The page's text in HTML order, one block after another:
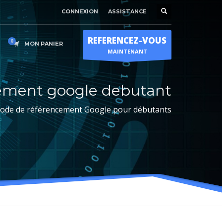
Horaire d'ouverture
Lun-Ven 9:00H - 19:00H
Sam - 9:00H-17:00H
CONNEXION ASSISTANCE
MON PANIER REFERENCEZ-VOUS
MAINTENANT
google debutant
de référencement Google pour débutants